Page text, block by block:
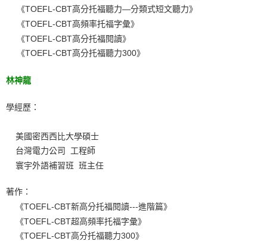
《TOEFL-CBT高分托福聽力—分類式短文聽力》
《TOEFL-CBT高頻率托福字彙》
《TOEFL-CBT高分托福閱讀》
《TOEFL-CBT高分托福聽力300》
林神龍
學經歷：
美國密西西比大學碩士
台灣電力公司 工程師
寰宇外語補習班 班主任
著作：
《TOEFL-CBT新高分托福閱讀---進階篇》
《TOEFL-CBT超高頻率托福字彙》
《TOEFL-CBT高分托福聽力300》